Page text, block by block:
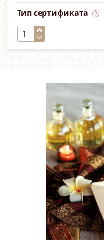
Тип сертификата